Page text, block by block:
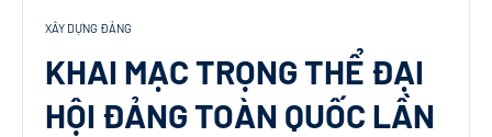
XÂY DỰNG ĐẢNG
KHAI MẠC TRỌNG THỂ ĐẠI
HỘI ĐẢNG TOÀN QUỐC LẦN